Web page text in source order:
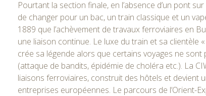
Pourtant la section finale, en l’absence d’un pont
de changer pour un bac, un train classique et un
1889 que l’achèvement de travaux ferroviaires en
une liaison continue. Le luxe du train et sa clientèle
crée sa légende alors que certains voyages ne
(attaque de bandits, épidémie de choléra etc.). La
liaisons ferroviaires, construit des hôtels et devient
entreprises européennes. Le parcours de l’Orient-